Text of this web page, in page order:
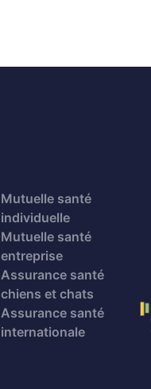
Mutuelle santé
individuelle
Mutuelle santé
entreprise
Assurance santé
chiens et chats
Assurance santé
internationale